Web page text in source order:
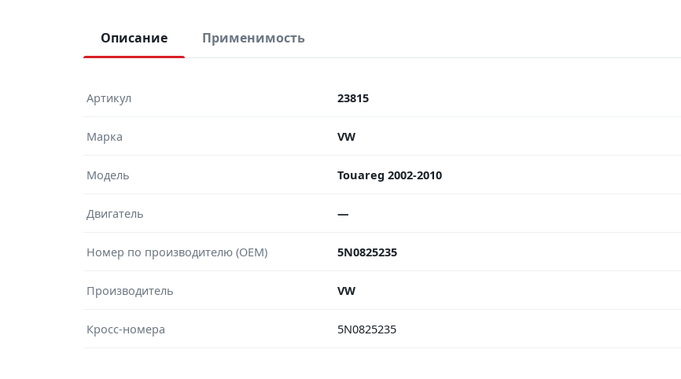
Описание Применимость
Артикул 23815
Марка VW
Модель Touareg 2002-2010
Двигатель —
Номер по производителю (OEM) 5N0825235
Производитель VW
Кросс-номера 5N0825235